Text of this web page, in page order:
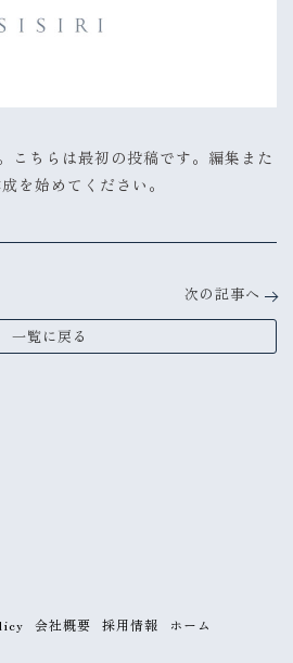
ちらは最初の投稿です。編集また
を始めてください。
一覧に戻る
次の記事へ
会社概要 採用情報 ホーム